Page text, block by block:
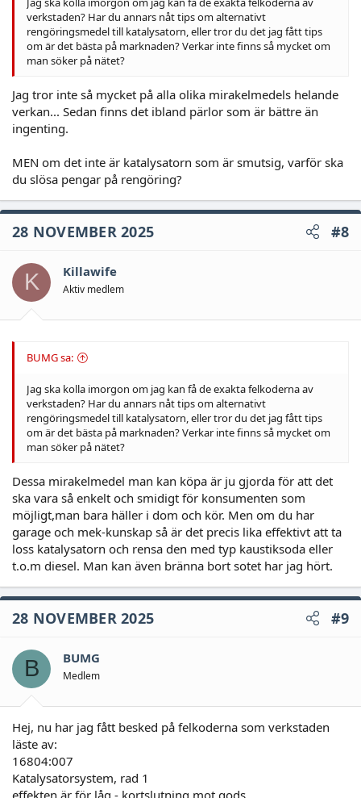
verkstaden? Har du annars nåt tips om alternativt
rengöringsmedel till katalysatorn, eller tror du det jag fått tips
om är det bästa på marknaden? Verkar inte finns så mycket om
man söker på nätet?
Jag tror inte så mycket på alla olika mirakelmedels helande
verkan... Sedan finns det ibland pärlor som är bättre än
ingenting.
MEN om det inte är katalysatorn som är smutsig, varför ska
du slösa pengar på rengöring?
28 NOVEMBER 2025 #8
K Killawife
Aktiv medlem
BUMG sa:
Jag ska kolla imorgon om jag kan få de exakta felkoderna av
verkstaden? Har du annars nåt tips om alternativt
rengöringsmedel till katalysatorn, eller tror du det jag fått tips
om är det bästa på marknaden? Verkar inte finns så mycket om
man söker på nätet?
Dessa mirakelmedel man kan köpa är ju gjorda för att det
ska vara så enkelt och smidigt för konsumenten som
möjligt,man bara häller i dom och kör. Men om du har
garage och mek-kunskap så är det precis lika effektivt att ta
loss katalysatorn och rensa den med typ kaustiksoda eller
t.o.m diesel. Man kan även bränna bort sotet har jag hört.
28 NOVEMBER 2025 #9
B BUMG
Medlem
Hej, nu har jag fått besked på felkoderna som verkstaden
läste av:
16804:007
Katalysatorsystem, rad 1
effekten är för låg - kortslutning mot gods.